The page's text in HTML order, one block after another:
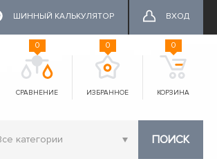
ШИННЫЙ КАЛЬКУЛЯТОР ВХОД
СРАВНЕНИЕ
0
ИЗБРАННОЕ
0
КОРЗИНА
0
ПОИСК